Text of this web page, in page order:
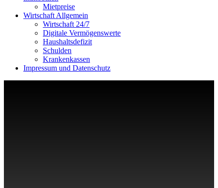
Mietpreise
Wirtschaft Allgemein
Wirtschaft 24/7
Digitale Vermögenswerte
Haushaltsdefizit
Schulden
Krankenkassen
Impressum und Datenschutz